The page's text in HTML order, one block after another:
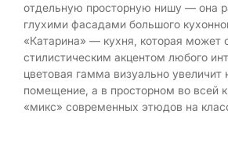
отдельную просторную нишу — она
глухими фасадами большого
«Катарина» — кухня, которая может
стилистическим акцентом любого
цветовая гамма визуально увеличит
помещение, а в просторном во всей
«микс» современных этюдов на